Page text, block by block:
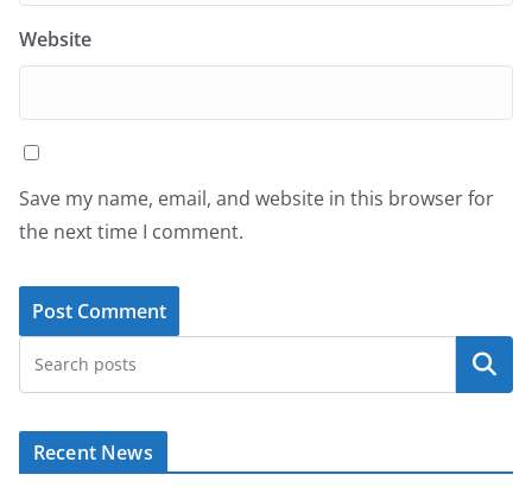
Website
Save my name, email, and website in this browser for
the next time I comment.
Search
Recent News